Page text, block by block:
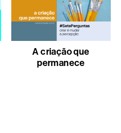
A criação que
permanece